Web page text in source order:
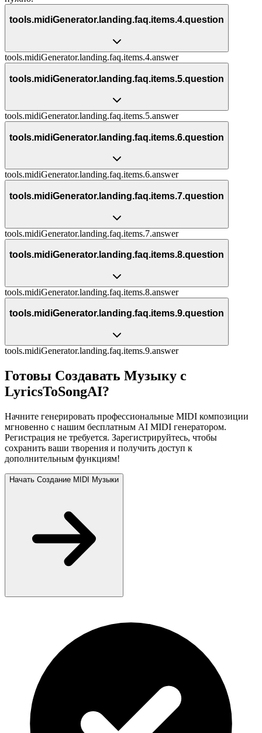
tools.midiGenerator.landing.faq.items.4.question
tools.midiGenerator.landing.faq.items.4.answer
tools.midiGenerator.landing.faq.items.5.question
tools.midiGenerator.landing.faq.items.5.answer
tools.midiGenerator.landing.faq.items.6.question
tools.midiGenerator.landing.faq.items.6.answer
tools.midiGenerator.landing.faq.items.7.question
tools.midiGenerator.landing.faq.items.7.answer
tools.midiGenerator.landing.faq.items.8.question
tools.midiGenerator.landing.faq.items.8.answer
tools.midiGenerator.landing.faq.items.9.question
tools.midiGenerator.landing.faq.items.9.answer
Готовы Создавать Музыку с
LyricsToSongAI?
Начните генерировать профессиональные MIDI композиции
мгновенно с нашим бесплатным AI MIDI генератором.
Регистрация не требуется. Зарегистрируйтесь, чтобы
сохранить ваши творения и получить доступ к
дополнительным функциям!
Начать Создание MIDI Музыки